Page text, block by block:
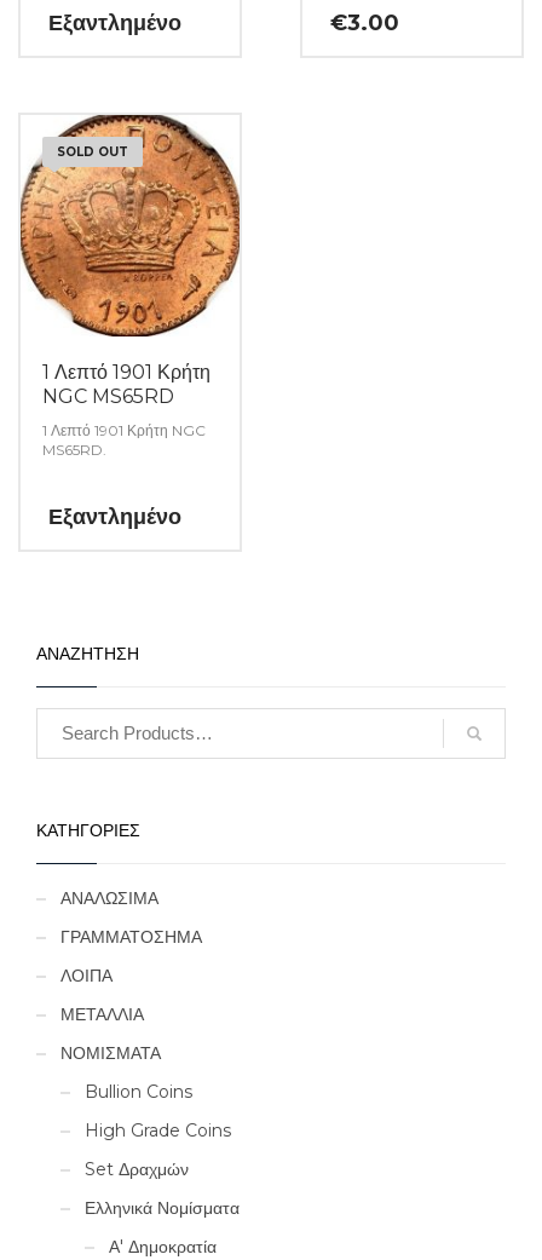
Εξαντλημένο
αυστηρώς ακυκλοφόρητο
από μασούρι τραπέζης.
€3.00
SOLD OUT
1 Λεπτό 1901 Κρήτη
NGC MS65RD
1 Λεπτό 1901 Κρήτη NGC
MS65RD.
Εξαντλημένο
ΑΝΑΖΗΤΗΣΗ
ΚΑΤΗΓΟΡΙΕΣ
ΑΝΑΛΩΣΙΜΑ
ΓΡΑΜΜΑΤΟΣΗΜΑ
ΛΟΙΠΑ
ΜΕΤΑΛΛΙΑ
ΝΟΜΙΣΜΑΤΑ
Bullion Coins
High Grade Coins
Set Δραχμών
Ελληνικά Νομίσματα
Α' Δημοκρατία